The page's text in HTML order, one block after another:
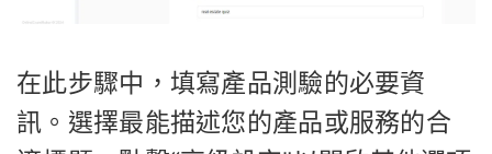
在此步驟中，填寫產品測驗的必要資
訊。選擇最能描述您的產品或服務的合